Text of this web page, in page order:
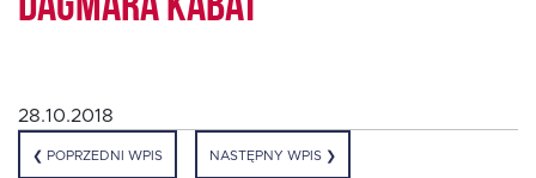
Oferta dla MSP
28.10.2018
❮ POPRZEDNI WPIS NASTĘPNY WPIS ❯